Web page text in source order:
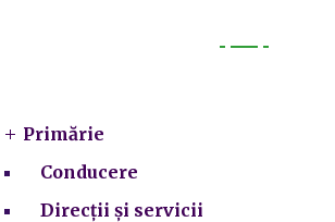
Primărie
Conducere
Direcții și servicii